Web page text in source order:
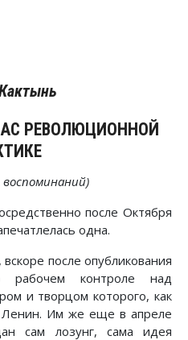
РЕВОЛЮЦИОННОЙ
после Октября
одна.
после опубликования
рабочем контроле над
и творцом которого, как
Ленин. Им же еще в апреле
сам лозунг, сама идея